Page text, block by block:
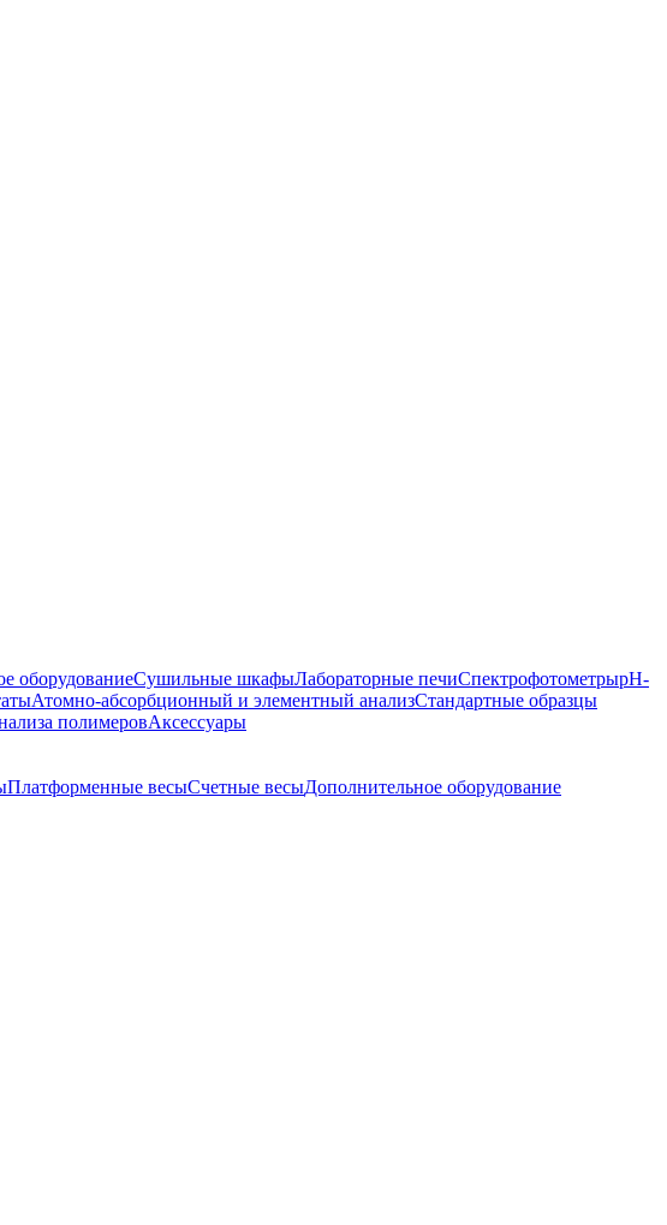
оборудованиеСушильные шкафыЛабораторные печиСпектрофотометрыpH-
Атомно-абсорбционный и элементный анализСтандартные образцы
полимеровАксессуары
Платформенные весыСчетные весыДополнительное оборудование